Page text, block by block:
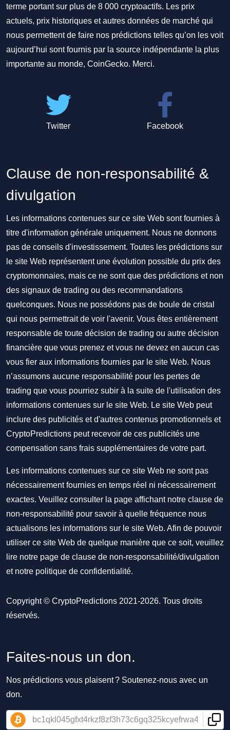
terme portant sur plus de 8 000 cryptoactifs. Les prix
actuels, prix historiques et autres données de marché qui
nous permettent de faire nos prédictions telles qu’on les voit
aujourd’hui sont fournis par la source indépendante la plus
importante au monde, CoinGecko. Merci.
Twitter Facebook
Clause de non-responsabilité &
divulgation
Les informations contenues sur ce site Web sont fournies à
titre d'information générale uniquement. Nous ne donnons
pas de conseils d'investissement. Toutes les prédictions sur
le site Web représentent une évolution possible du prix des
cryptomonnaies, mais ce ne sont que des prédictions et non
des signaux de trading ou des recommandations
quelconques. Nous ne possédons pas de boule de cristal
qui nous permettrait de voir l'avenir. Vous êtes entièrement
responsable de toute décision de trading ou autre décision
financière que vous prenez et vous ne devez en aucun cas
vous fier aux informations fournies par le site Web. Nous
n’assumons aucune responsabilité pour les pertes de
trading que vous pourriez subir à la suite de l'utilisation des
informations contenues sur le site Web. Le site Web peut
inclure des publicités et d'autres contenus promotionnels et
CryptoPredictions peut recevoir de ces publicités une
compensation sans frais supplémentaires de votre part.
Les informations contenues sur ce site Web ne sont pas
nécessairement fournies en temps réel ni nécessairement
exactes. Veuillez consulter la page affichant notre clause de
non-responsabilité pour savoir à quelle fréquence nous
actualisons les informations sur le site Web. Afin de pouvoir
utiliser ce site Web de quelque manière que ce soit, veuillez
lire notre page de clause de non-responsabilité/divulgation
et notre politique de confidentialité.
Copyright © CryptoPredictions 2021-2026. Tous droits
réservés.
Faites-nous un don.
Nos prédictions vous plaisent ? Soutenez-nous avec un
don.